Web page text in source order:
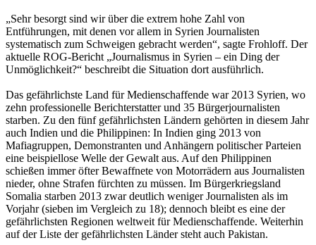
„Sehr besorgt sind wir über die extrem hohe Zahl von
Entführungen, mit denen vor allem in Syrien Journalisten
systematisch zum Schweigen gebracht werden“, sagte Frohloff. Der
aktuelle ROG-Bericht „Journalismus in Syrien – ein Ding der
Unmöglichkeit?“ beschreibt die Situation dort ausführlich.
Das gefährlichste Land für Medienschaffende war 2013 Syrien, wo
zehn professionelle Berichterstatter und 35 Bürgerjournalisten
starben. Zu den fünf gefährlichsten Ländern gehörten in diesem Jahr
auch Indien und die Philippinen: In Indien ging 2013 von
Mafiagruppen, Demonstranten und Anhängern politischer Parteien
eine beispiellose Welle der Gewalt aus. Auf den Philippinen
schießen immer öfter Bewaffnete von Motorrädern aus Journalisten
nieder, ohne Strafen fürchten zu müssen. Im Bürgerkriegsland
Somalia starben 2013 zwar deutlich weniger Journalisten als im
Vorjahr (sieben im Vergleich zu 18); dennoch bleibt es eine der
gefährlichsten Regionen weltweit für Medienschaffende. Weiterhin
auf der Liste der gefährlichsten Länder steht auch Pakistan.